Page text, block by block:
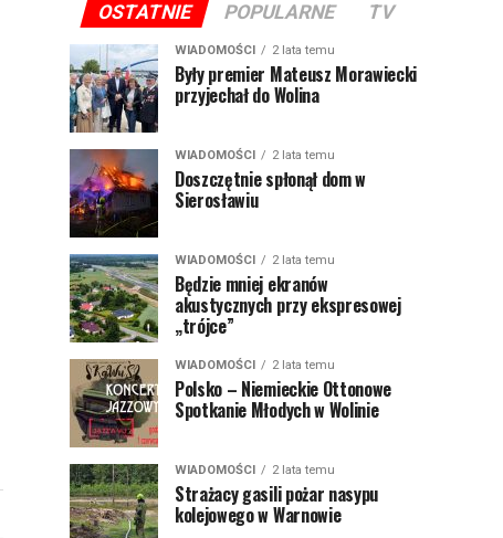
OSTATNIE POPULARNE TV
WIADOMOŚCI 2 lata temu
Były premier Mateusz Morawiecki
przyjechał do Wolina
WIADOMOŚCI 2 lata temu
Doszczętnie spłonął dom w
Sierosławiu
WIADOMOŚCI 2 lata temu
Będzie mniej ekranów
akustycznych przy ekspresowej
„trójce”
WIADOMOŚCI 2 lata temu
Polsko – Niemieckie Ottonowe
Spotkanie Młodych w Wolinie
WIADOMOŚCI 2 lata temu
Strażacy gasili pożar nasypu
kolejowego w Warnowie